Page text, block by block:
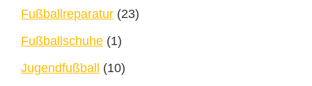
Fußballreparatur (23)
Fußballschuhe (1)
Jugendfußball (10)